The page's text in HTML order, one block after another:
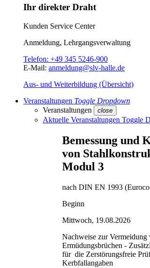
Ihr direkter Draht
Kunden Service Center
Anmeldung, Lehrgangsverwaltung
Telefon: +49 345 5246-900
E-Mail: anmeldung@slv-halle.de
Aus- und Weiterbildung (Übersicht)
Veranstaltungen Toggle Dropdown
Veranstaltungen
close
Aktuelle Veranstaltungen Toggle
Bemessung und
von
Modul 3
nach DIN EN 1993
Beginn
Mittwoch, 19.08.2026
Nachweise zur Vermeidung
Ermüdungsbrüchen -
für die Zerstörungsfreie
Kerbfallangaben